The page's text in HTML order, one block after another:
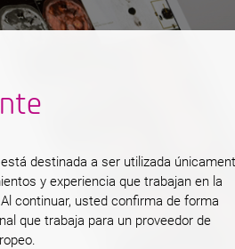
destinada a ser utilizada
y experiencia que trabajan en la
continuar, usted confirma de forma
que trabaja para un proveedor de